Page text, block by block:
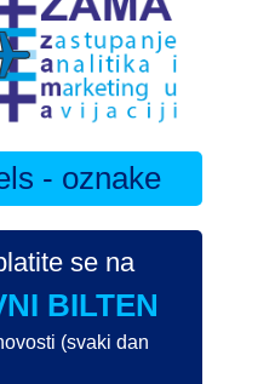
- oznake
se na
BILTEN
(svaki dan